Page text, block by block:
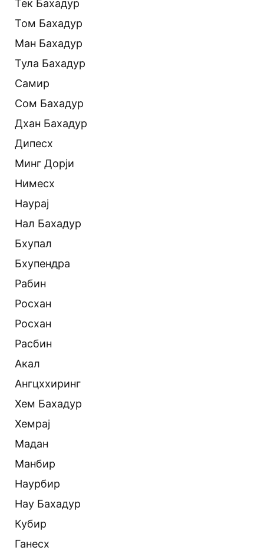
Тек Бахадур
Том Бахадур
Ман Бахадур
Тула Бахадур
Самир
Сом Бахадур
Дхан Бахадур
Дипесх
Минг Дорји
Нимесх
Наурај
Нал Бахадур
Бхупал
Бхупендра
Рабин
Росхан
Росхан
Расбин
Акал
Ангцххиринг
Хем Бахадур
Хемрај
Мадан
Манбир
Наурбир
Нау Бахадур
Кубир
Ганесх